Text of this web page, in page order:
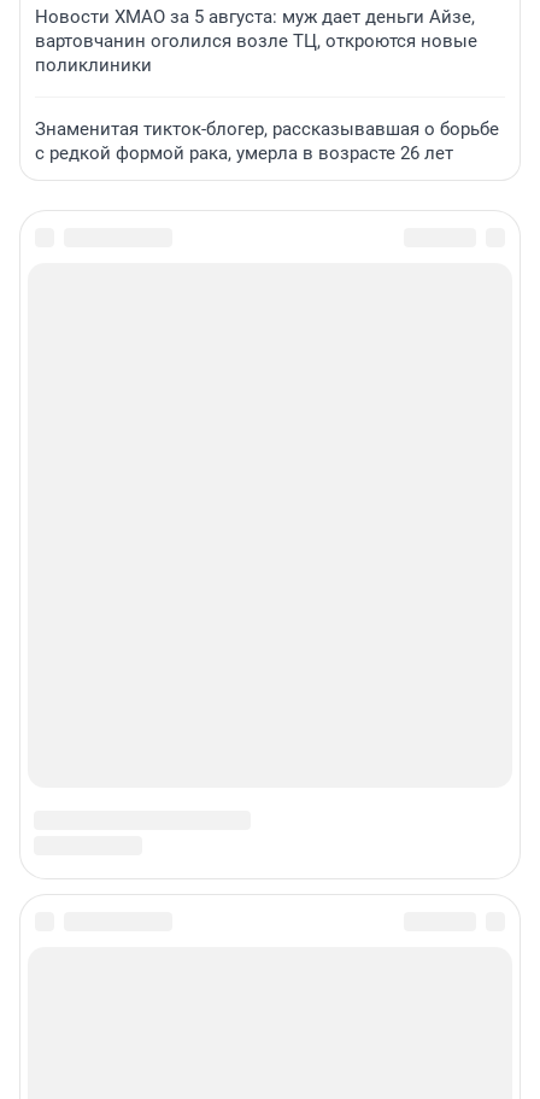
Новости ХМАО за 5 августа: муж дает деньги Айзе,
вартовчанин оголился возле ТЦ, откроются новые
поликлиники
Знаменитая тикток-блогер, рассказывавшая о борьбе
с редкой формой рака, умерла в возрасте 26 лет